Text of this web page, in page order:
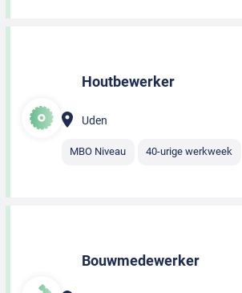
Houtbewerker
Uden
MBO Niveau 40-urige werkweek
Bouwmedewerker